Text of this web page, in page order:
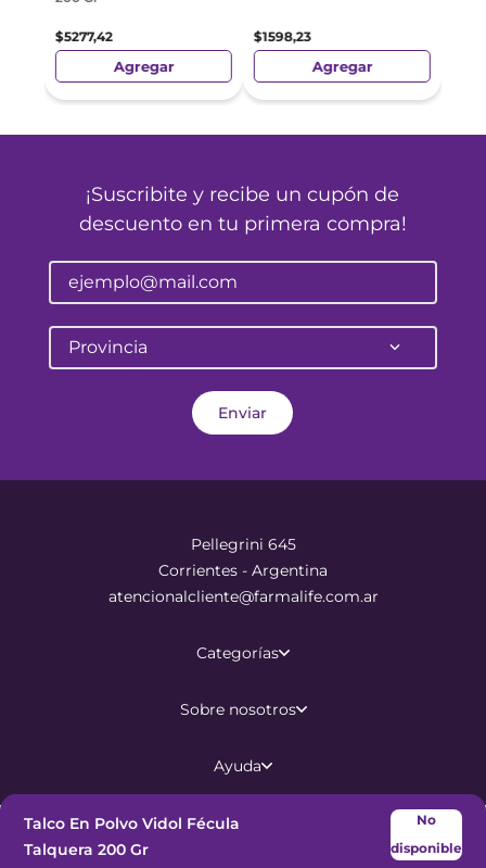
Talco En Polvo Vidol Fécula
Talquera 200 Gr
No
disponible
$5277,42
Agregar
$1598,23
Agregar
¡Suscribite y recibe un cupón de
descuento en tu primera compra!
Provincia
Enviar
Pellegrini 645
Corrientes - Argentina
atencionalcliente@farmalife.com.ar
Categorías
Sobre nosotros
Ayuda
reservados